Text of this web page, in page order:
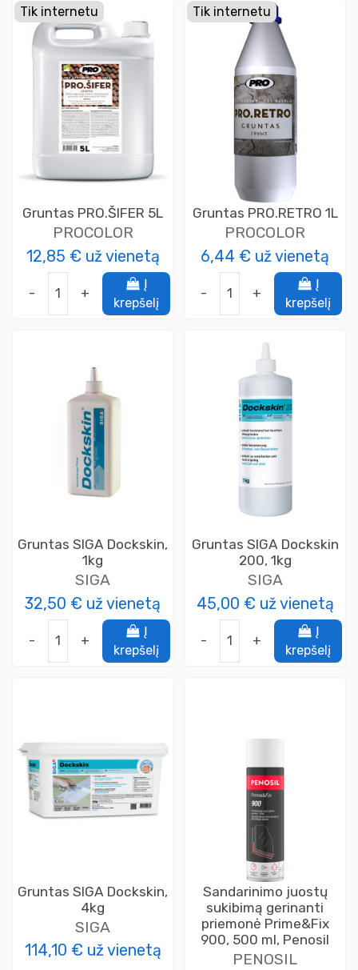
Tik internetu
Gruntas PRO.ŠIFER 5L
PROCOLOR
12,85 € už vienetą
- +
Į
krepšelį
Tik internetu
Gruntas PRO.RETRO 1L
PROCOLOR
6,44 € už vienetą
- +
Į
krepšelį
Gruntas SIGA Dockskin,
1kg
SIGA
32,50 € už vienetą
- +
Į
krepšelį
Gruntas SIGA Dockskin
200, 1kg
SIGA
45,00 € už vienetą
- +
Į
krepšelį
Gruntas SIGA Dockskin,
4kg
SIGA
114,10 € už vienetą
Sandarinimo juostų
sukibimą gerinanti
priemonė Prime&Fix
900, 500 ml, Penosil
PENOSIL